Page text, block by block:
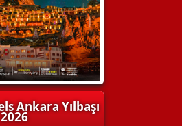
Ankara Yılbaşı
2026